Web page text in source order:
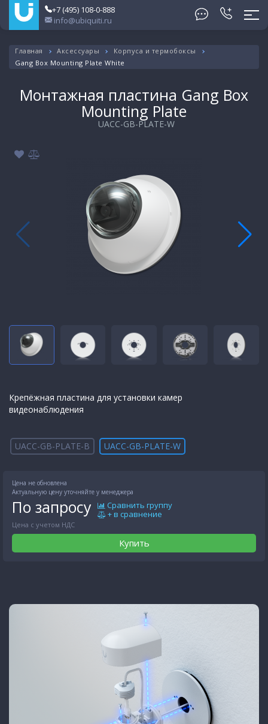
+7 (495) 108-0-888
info@ubiquiti.ru
Главная Аксессуары
Корпуса и термобоксы
Gang Box Mounting Plate White
Монтажная пластина Gang Box
Mounting Plate
UACC-GB-PLATE-W
Крепёжная пластина для установки камер
видеонаблюдения
UACC-GB-PLATE-B UACC-GB-PLATE-W
Цена не обновлена
Актуальную цену уточняйте у менеджера
По запросу
Цена с учетом НДС
Сравнить группу
+ в сравнение
Купить